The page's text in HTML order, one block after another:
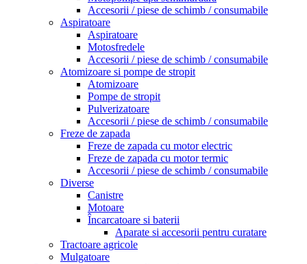
Accesorii / piese de schimb / consumabile
Aspiratoare
Aspiratoare
Motosfredele
Accesorii / piese de schimb / consumabile
Atomizoare si pompe de stropit
Atomizoare
Pompe de stropit
Pulverizatoare
Accesorii / piese de schimb / consumabile
Freze de zapada
Freze de zapada cu motor electric
Freze de zapada cu motor termic
Accesorii / piese de schimb / consumabile
Diverse
Canistre
Motoare
Încarcatoare si baterii
Aparate si accesorii pentru curatare
Tractoare agricole
Mulgatoare